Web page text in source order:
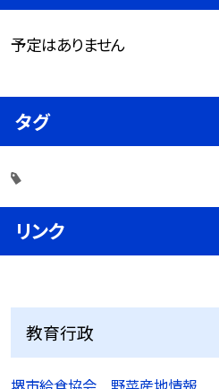
予定はありません
タグ
リンク
教育行政